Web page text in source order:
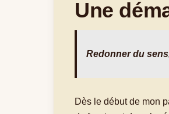
Une
Redonner du
Dès le début de mon